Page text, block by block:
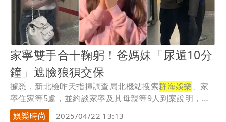
家寧雙手合十鞠躬！爸媽妹「尿遁10分
鐘」遮臉狼狽交保
據悉，新北檢昨天指揮調查局北機站搜索群海娛樂、家
寧住家等5處，並約談家寧及其母親等9人到案說明，全
案...
娛樂時尚 2025/04/22 13:13